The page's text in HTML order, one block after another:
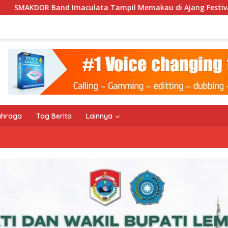
Tampil Memakau di Ajang Festival Bale Nagi
Tag Berita Lainnya